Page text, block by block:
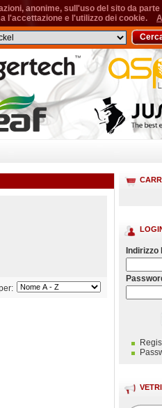
anonime, sull'uso del sito da
l'accettazione e l'utilizzo dei cookie.
Indirizzo